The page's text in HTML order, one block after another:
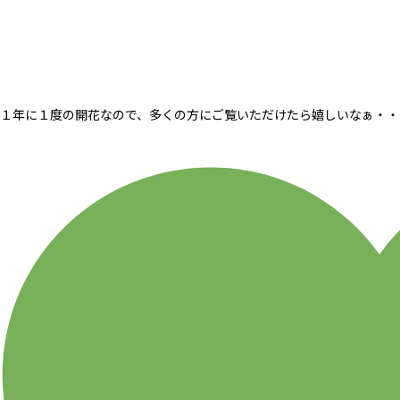
１年に１度の開花なので、多くの方にご覧いただけたら嬉しいなぁ・